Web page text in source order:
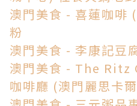
澳門美食 - 喜蓮咖啡
粉
澳門美食 - 李康記豆
澳門美食 - The
咖啡廳 (澳門麗思卡